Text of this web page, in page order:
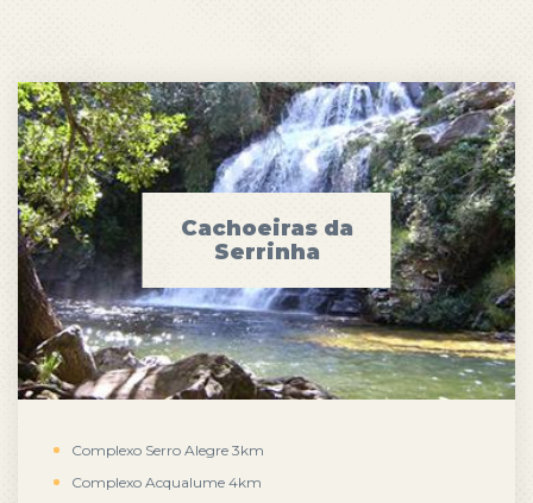
Cachoeiras da
Serrinha
Complexo Serro Alegre 3km
Complexo Acqualume 4km